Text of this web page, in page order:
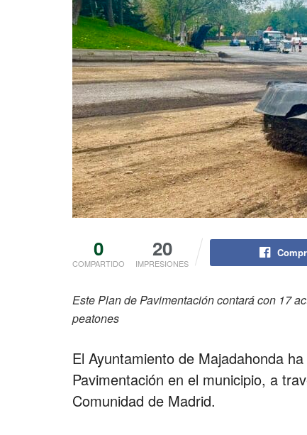
0
COMPARTIDO
20
IMPRESIONES
Este Plan de Pavimentación contará con 17
peatones
El Ayuntamiento de Majadahonda
Pavimentación en el municipio, a
Comunidad de Madrid.